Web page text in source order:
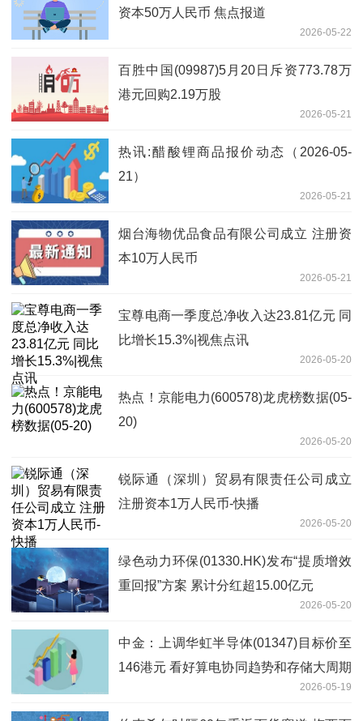
资本50万人民币 焦点报道
2026-05-22
百胜中国(09987)5月20日斥资773.78万
港元回购2.19万股
2026-05-21
热讯:醋酸锂商品报价动态（2026-05-
21）
2026-05-21
烟台海物优品食品有限公司成立 注册资
本10万人民币
2026-05-21
宝尊电商一季度总净收入达23.81亿元 同
比增长15.3%|视焦点讯
2026-05-20
热点！京能电力(600578)龙虎榜数据(05-
20)
2026-05-20
锐际通（深圳）贸易有限责任公司成立
注册资本1万人民币-快播
2026-05-20
绿色动力环保(01330.HK)发布“提质增效
重回报”方案 累计分红超15.00亿元
2026-05-20
中金：上调华虹半导体(01347)目标价至
146港元 看好算电协同趋势和存储大周期
2026-05-19